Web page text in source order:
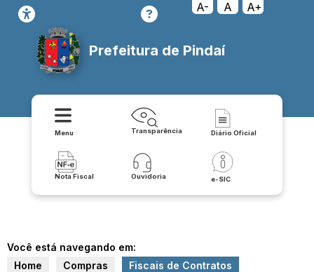
A- A A+
Prefeitura de Pindaí
Menu Transparência Diário Oficial
Nota Fiscal Ouvidoria e-SIC
Você está navegando em:
Home
Compras Fiscais de Contratos